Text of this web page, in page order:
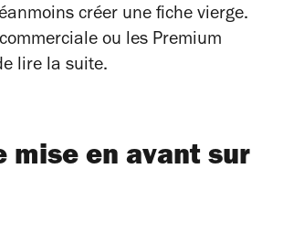
créer une fiche vierge.
ou les Premium
lire la suite.
mise en avant sur